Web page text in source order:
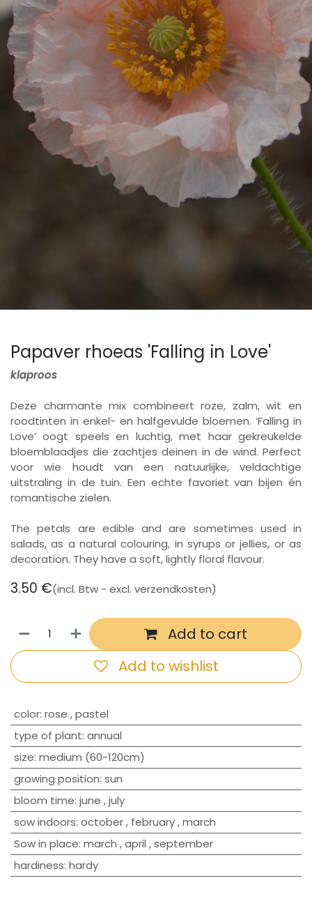
Papaver rhoeas 'Falling in Love'
klaproos
Deze charmante mix combineert roze, zalm, wit en
roodtinten in enkel- en halfgevulde bloemen. ‘Falling in
Love’ oogt speels en luchtig, met haar gekreukelde
bloemblaadjes die zachtjes deinen in de wind. Perfect
voor wie houdt van een natuurlijke, veldachtige
uitstraling in de tuin. Een echte favoriet van bijen én
romantische zielen.
The petals are edible and are sometimes used in
salads, as a natural colouring, in syrups or jellies, or as
decoration. They have a soft, lightly floral flavour.
3.50 €(incl. Btw - excl. verzendkosten)
Add to cart
Add to wishlist
​color: rose ,pastel
type of plant: annual
size: medium (60-120cm)
growing position: sun
bloom time: june ,july
sow indoors: october, february,march
Sow in place: march ,april ,september
hardiness: hardy